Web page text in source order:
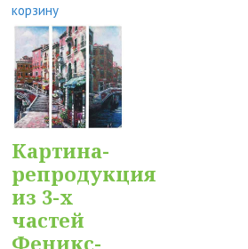
корзину
Картина-
репродукция
из 3-х
частей
Феникс-